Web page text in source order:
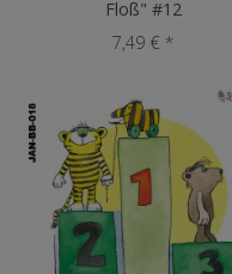
Floß" #12
7,49 € *